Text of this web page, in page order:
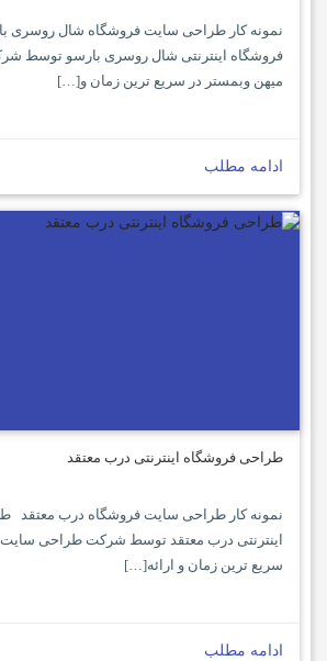
نمونه کار طراحی سایت فروشگاه شال روسری
فروشگاه اینترنتی شال روسری بارسو توسط
میهن وبمستر در سریع ترین زمان و[…]
ادامه مطلب
طراحی فروشگاه اینترنتی درب معتقد
نمونه کار طراحی سایت فروشگاه درب معتقد
اینترنتی درب معتقد توسط شرکت طراحی سایت
سریع ترین زمان و ارائه[…]
ادامه مطلب